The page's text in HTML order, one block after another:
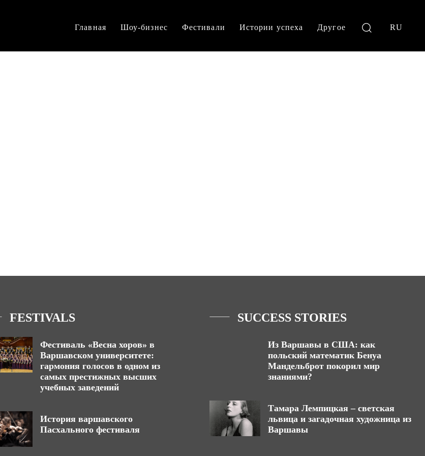
Главная Шоу-бизнес Фестивали Истории успеха Другое RU
FESTIVALS
Фестиваль «Весна хоров» в
Варшавском университете:
гармония голосов в одном из
самых престижных высших
учебных заведений
История варшавского
Пасхального фестиваля
SUCCESS STORIES
Из Варшавы в США: как
польский математик Бенуа
Мандельброт покорил мир
знаниями?
Тамара Лемпицкая – светская
львица и загадочная художница из
Варшавы